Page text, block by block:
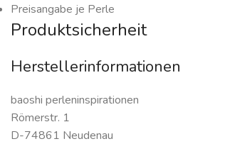
Preisangabe je Perle
Produktsicherheit
Herstellerinformationen
baoshi perleninspirationen
Römerstr. 1
D-74861 Neudenau